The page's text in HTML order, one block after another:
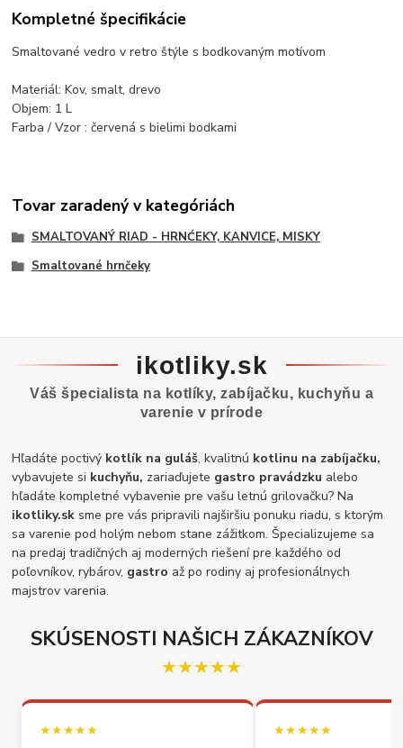
Kompletné špecifikácie
Smaltované vedro v retro štýle s bodkovaným motívom
Materiál: Kov, smalt, drevo
Objem: 1 L
Farba / Vzor : červená s bielimi bodkami
Tovar zaradený v kategóriách
SMALTOVANÝ RIAD - HRNĆEKY, KANVICE, MISKY
Smaltované hrnčeky
ikotliky.sk
Váš špecialista na kotlíky, zabíjačku, kuchyňu a
varenie v prírode
Hľadáte poctivý kotlík na guláš, kvalitnú kotlinu na zabíjačku,
vybavujete si kuchyňu, zariaďujete gastro pravádzku alebo
hľadáte kompletné vybavenie pre vašu letnú grilovačku? Na
ikotliky.sk sme pre vás pripravili najširšiu ponuku riadu, s ktorým
sa varenie pod holým nebom stane zážitkom. Špecializujeme sa
na predaj tradičných aj moderných riešení pre každého od
poľovníkov, rybárov, gastro až po rodiny aj profesionálnych
majstrov varenia.
SKÚSENOSTI NAŠICH ZÁKAZNÍKOV
★★★★★
★★★★★ ★★★★★